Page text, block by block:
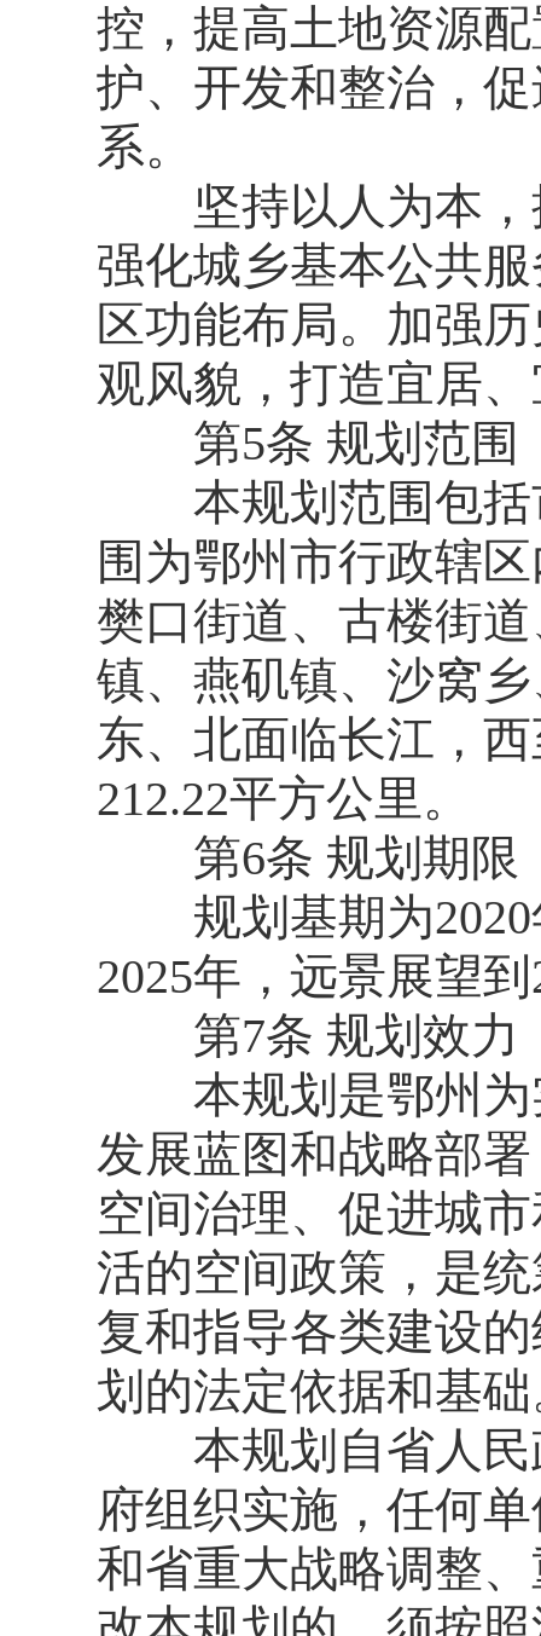
控，提高土地资源
护、开发和整治，
系。
坚持以人为本，
强化城乡基本公共
区功能布局。加强
观风貌，打造宜居
第5条 规划范围
本规划范围包括
围为鄂州市行政辖
樊口街道、古楼街
镇、燕矶镇、沙窝
东、北面临长江，
212.22平方公里。
第6条 规划期限
规划基期为2020
2025年，远景展望
第7条 规划效力
本规划是鄂州为
发展蓝图和战略部
空间治理、促进城
活的空间政策，是
复和指导各类建设
划的法定依据和基
本规划自省人民
府组织实施，任何
和省重大战略调整